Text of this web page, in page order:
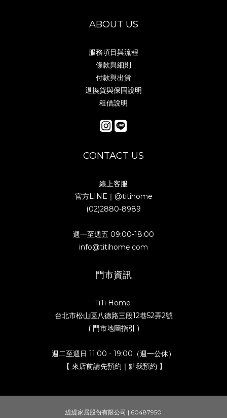
ABOUT US
服務項目與流程
條款與細則
付款與出貨
退換貨與保固說明
租借說明
CONTACT US
線上客服
官方LINE｜ @titihome
(02)2880-8989
週一至週五 09:00-18:00
info@titihome.com
門市資訊
TiTi Home
台北市松山區八德路三段12巷52弄2號
( 門市地圖指引 )
週二至週日 11:00 - 19:00（週一公休）
【 來店前請先預約｜點我預約 】
緹緹家居股份有限公司 | 60487950